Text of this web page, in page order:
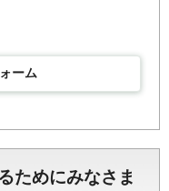
ーム
ためにみなさま